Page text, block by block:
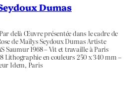
Dumas
delà Œuvre présentée dans le cadre de
de Maïlys Seydoux Dumas Artiste
Saumur 1968 – Vit et travaille à Paris
Lithographie en couleurs 250 x 340 mm –
Idem, Paris